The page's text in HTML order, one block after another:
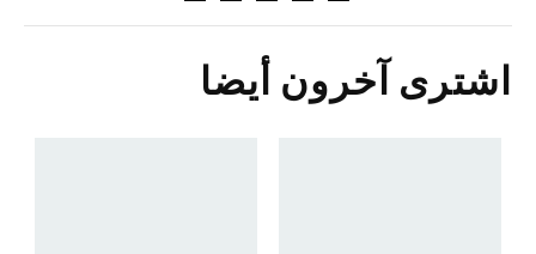
اشترى آخرون أيضا